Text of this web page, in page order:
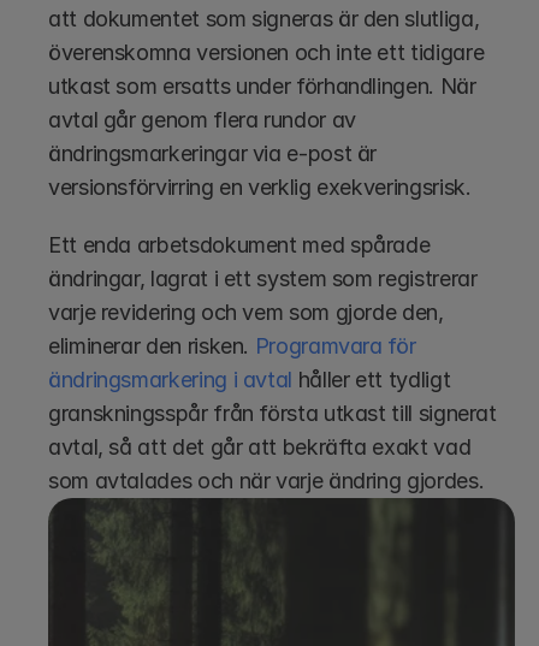
att dokumentet som signeras är den slutliga,
överenskomna versionen och inte ett tidigare
utkast som ersatts under förhandlingen. När
avtal går genom flera rundor av
ändringsmarkeringar via e-post är
versionsförvirring en verklig exekveringsrisk.
Ett enda arbetsdokument med spårade
ändringar, lagrat i ett system som registrerar
varje revidering och vem som gjorde den,
eliminerar den risken. Programvara för
ändringsmarkering i avtal håller ett tydligt
granskningsspår från första utkast till signerat
avtal, så att det går att bekräfta exakt vad
som avtalades och när varje ändring gjordes.